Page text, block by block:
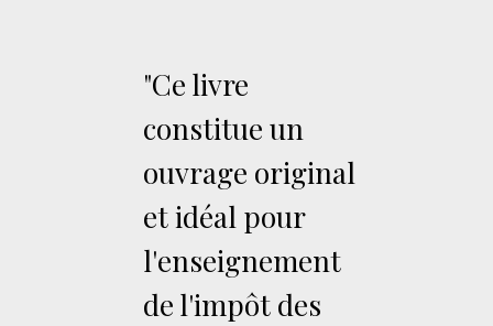
"Ce livre
constitue un
ouvrage original
et idéal pour
l'enseignement
de l'impôt des